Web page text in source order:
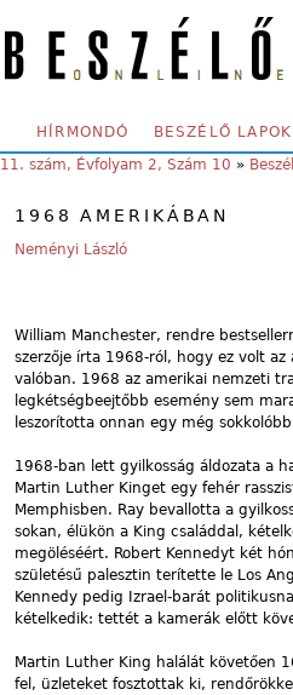
SECONDARY MENU
HÍRMONDÓ BESZÉLŐ LAPOK
YOU ARE HERE:
11. szám, Évfolyam 2, Szám 10 »
1968 AMERIKÁBAN
Neményi László
William Manchester, rendre
szerzője írta 1968-ról, hogy ez volt
valóban. 1968 az amerikai nemzeti
legkétségbeejtőbb esemény sem
leszorította onnan egy még
1968-ban lett gyilkosság áldozata a
Martin Luther Kinget egy fehér
Memphisben. Ray bevallotta a
sokan, élükön a King családdal,
megöléséért. Robert Kennedyt két
születésű palesztin terítette le Los
Kennedy pedig Izrael-barát
kételkedik: tettét a kamerák előtt
Martin Luther King halálát követően
fel, üzleteket fosztottak ki,